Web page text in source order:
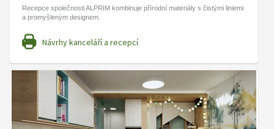
Recepce společnosti ALPRIM kombinuje přírodní materiály s čistými liniemi
a promyšleným designem.
Návrhy kanceláří a recepcí